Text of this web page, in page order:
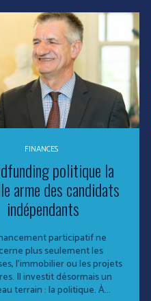
FINANCES
politique la
arme des candidats
indépendants
participatif ne
plus seulement les
l’immobilier ou les projets
Il investit désormais un
terrain : la politique. À...